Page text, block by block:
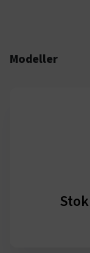
Modeller